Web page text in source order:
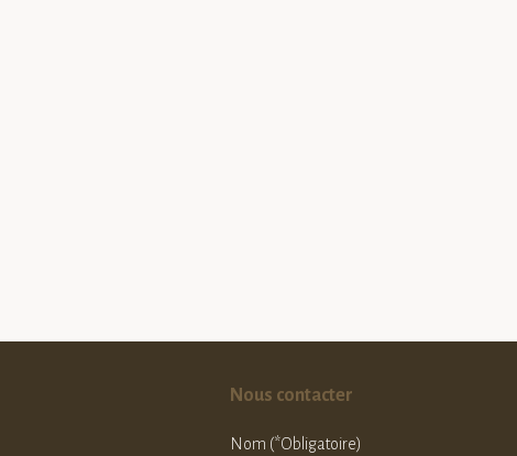
Nous contacter
Nom (*Obligatoire)